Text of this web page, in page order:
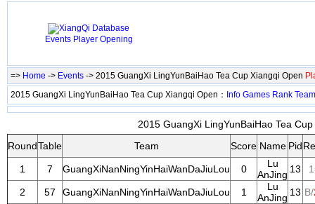
Events Player Opening
=> Home -> Events -> 2015 GuangXi LingYunBaiHao Tea Cup Xiangqi Open
2015 GuangXi LingYunBaiHao Tea Cup Xiangqi Open： Info Games Rank Team
2015 GuangXi LingYunBaiHao Tea
RoundTable Team Score Name Pid
1 7 GuangXiNanNingYinHaiWanDaJiuLou 0
Lu
AnJing 13
2 57 GuangXiNanNingYinHaiWanDaJiuLou 1
Lu
AnJing 13 B/